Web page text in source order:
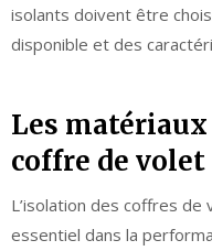
isolants doivent être
disponible et des
Les
coffre de
L’isolation des coffres
essentiel dans la